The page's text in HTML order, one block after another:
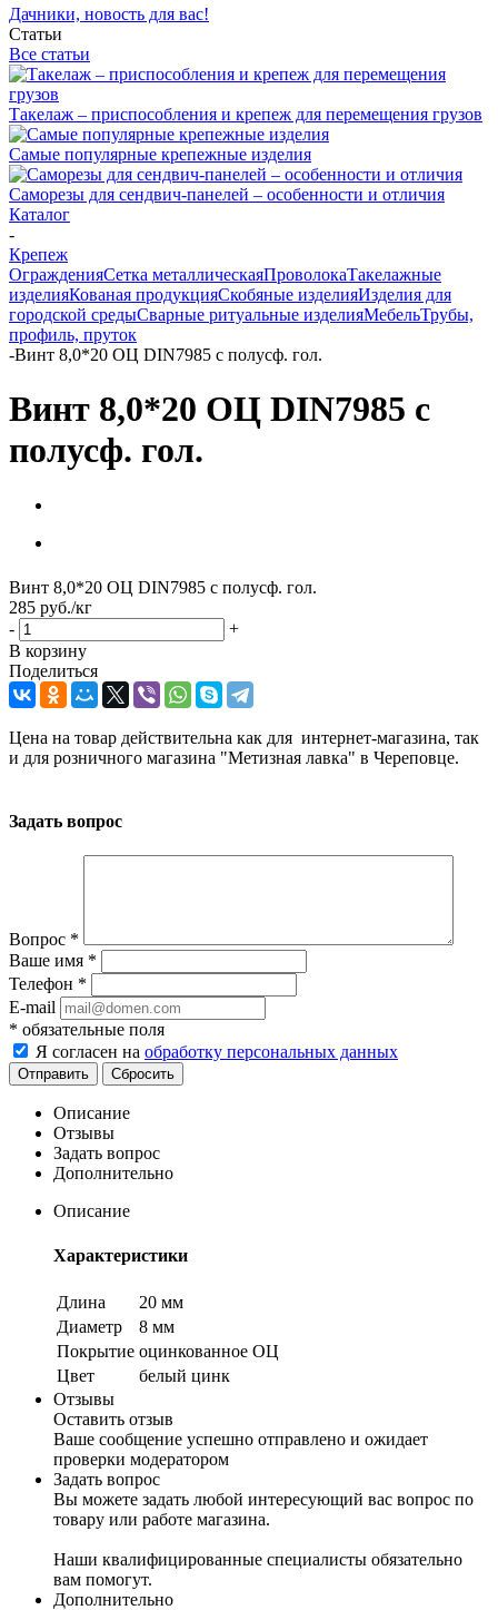
Дачники, новость для вас!
Статьи
Все статьи
Такелаж – приспособления и крепеж для перемещения грузов
Самые популярные крепежные изделия
Саморезы для сендвич-панелей – особенности и отличия
Каталог
-
Крепеж
ОгражденияСетка металлическаяПроволокаТакелажные
изделияКованая продукцияСкобяные изделияИзделия для
городской средыСварные ритуальные изделияМебельТрубы,
профиль, пруток
-Винт 8,0*20 ОЦ DIN7985 с полусф. гол.
Винт 8,0*20 ОЦ DIN7985 с
полусф. гол.
Винт 8,0*20 ОЦ DIN7985 с полусф. гол.
285 руб./кг
-
+
В корзину
Поделиться
Цена на товар действительна как для интернет-магазина, так
и для розничного магазина "Метизная лавка" в Череповце.
Задать вопрос
Вопрос *
Ваше имя *
Телефон *
E-mail
* обязательные поля
Я согласен на обработку персональных данных
Сбросить
Описание
Отзывы
Задать вопрос
Дополнительно
Описание
Характеристики
Длина
20 мм
Диаметр
8 мм
Покрытие оцинкованное ОЦ
Цвет
белый цинк
Отзывы
Оставить отзыв
Ваше сообщение успешно отправлено и ожидает
проверки модератором
Задать вопрос
Вы можете задать любой интересующий вас вопрос по
товару или работе магазина.
Наши квалифицированные специалисты обязательно
вам помогут.
Дополнительно